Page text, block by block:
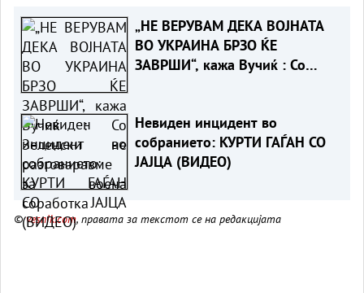
„НЕ ВЕРУВАМ ДЕКА ВОЈНАТА
ВО УКРАИНА БРЗО ЌЕ
ЗАВРШИ“, кажа Вучиќ : Со
Невиден инцидент во
собранието: КУРТИ ГАЃАН СО
ЈАЈЦА (ВИДЕО)
©vesnik.com, правата за текстот се на редакцијата